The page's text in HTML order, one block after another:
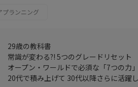
プランニング
29歳の教科書
常識が変わる?! 5つのグレードリセット
オープン・ワールドで必須な「7つの力」
20代で積み上げて 30代以降さらに活躍